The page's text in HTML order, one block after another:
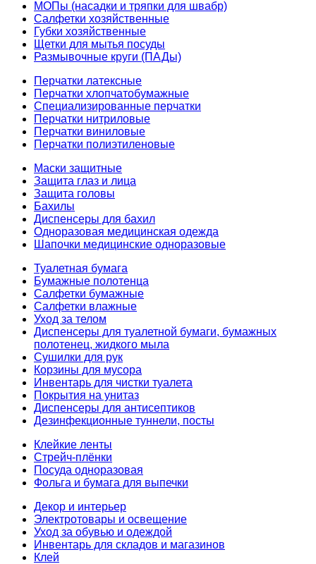
МОПы (насадки и тряпки для швабр)
Салфетки хозяйственные
Губки хозяйственные
Щетки для мытья посуды
Размывочные круги (ПАДы)
Перчатки латексные
Перчатки хлопчатобумажные
Специализированные перчатки
Перчатки нитриловые
Перчатки виниловые
Перчатки полиэтиленовые
Маски защитные
Защита глаз и лица
Защита головы
Бахилы
Диспенсеры для бахил
Одноразовая медицинская одежда
Шапочки медицинские одноразовые
Туалетная бумага
Бумажные полотенца
Салфетки бумажные
Салфетки влажные
Уход за телом
Диспенсеры для туалетной бумаги, бумажных
полотенец, жидкого мыла
Сушилки для рук
Корзины для мусора
Инвентарь для чистки туалета
Покрытия на унитаз
Диспенсеры для антисептиков
Дезинфекционные туннели, посты
Клейкие ленты
Стрейч-плёнки
Посуда одноразовая
Фольга и бумага для выпечки
Декор и интерьер
Электротовары и освещение
Уход за обувью и одеждой
Инвентарь для складов и магазинов
Клей